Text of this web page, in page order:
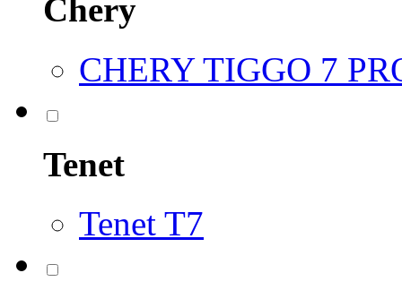
Chery
CHERY TIGGO 7
Tenet
Tenet T7